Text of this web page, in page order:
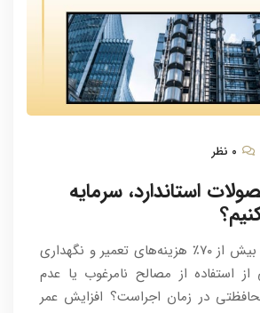
استاندارد، سرمایه
آیا می‌دانستید که بیش از ۷۰٪ هزینه‌های تعمیر و نگهداری
از استفاده از مصالح نامرغوب یا عدم
در زمان اجراست؟ افزایش عمر